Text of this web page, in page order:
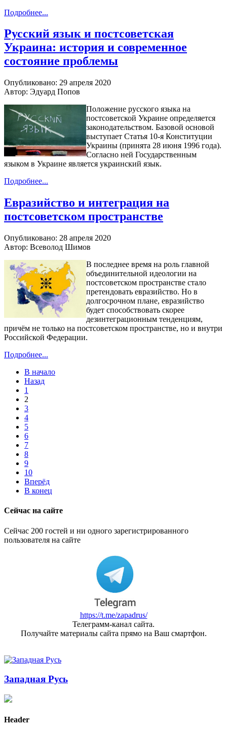
Подробнее...
Русский язык и постсоветская
Украина: история и современное
состояние проблемы
Опубликовано: 29 апреля 2020
Автор: Эдуард Попов
Положение русского языка на
постсоветской Украине определяется
законодательством. Базовой основой
выступает Статья 10-я Конституции
Украины (принята 28 июня 1996 года).
Согласно ней Государственным
языком в Украине является украинский язык.
Подробнее...
Евразийство и интеграция на
постсоветском пространстве
Опубликовано: 28 апреля 2020
Автор: Всеволод Шимов
В последнее время на роль главной
объединительной идеологии на
постсоветском пространстве стало
претендовать евразийство. Но в
долгосрочном плане, евразийство
будет способствовать скорее
дезинтеграционным тенденциям,
причём не только на постсоветском пространстве, но и внутри
Российской Федерации.
Подробнее...
В начало
Назад
1
2
3
4
5
6
7
8
9
10
Вперёд
В конец
Сейчас на сайте
Сейчас 200 гостей и ни одного зарегистрированного
пользователя на сайте
https://t.me/zapadrus/
Телеграмм-канал сайта.
Получайте материалы сайта прямо на Ваш смартфон.
Западная Русь
Header